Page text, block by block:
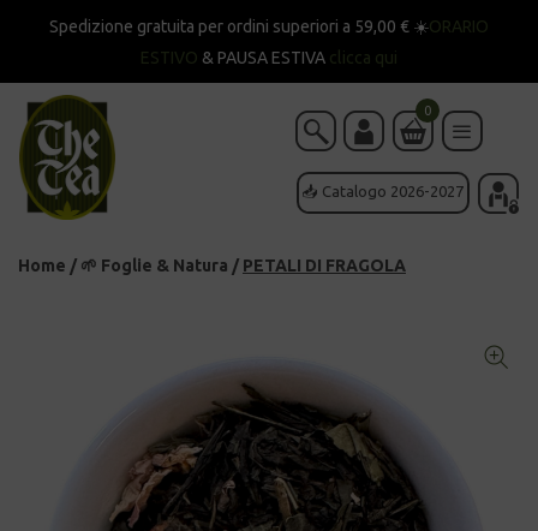
Spedizione gratuita per ordini superiori a 59,00 € ☀️ORARIO
ESTIVO & PAUSA ESTIVA clicca qui
📥 Catalogo 2026-2027
0
Home / 🌱 Foglie & Natura / PETALI DI FRAGOLA